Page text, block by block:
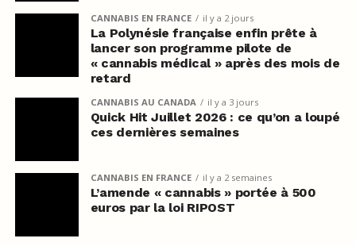
CANNABIS EN FRANCE il y a 2 jours
La Polynésie française enfin prête à
lancer son programme pilote de
« cannabis médical » après des mois de
retard
CANNABIS AU CANADA il y a 3 jours
Quick Hit Juillet 2026 : ce qu’on a loupé
ces dernières semaines
CANNABIS EN FRANCE il y a 2 semaines
L’amende « cannabis » portée à 500
euros par la loi RIPOST